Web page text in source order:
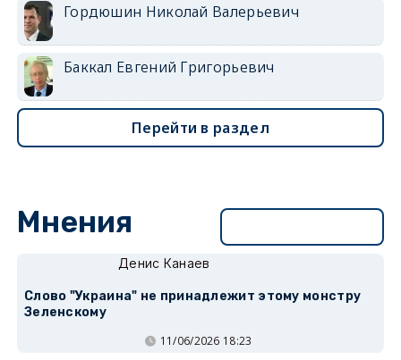
Гордюшин Николай Валерьевич
Баккал Евгений Григорьевич
Перейти в раздел
Мнения
Денис Канаев
Слово "Украина" не принадлежит этому монстру
Зеленскому
11/06/2026 18:23